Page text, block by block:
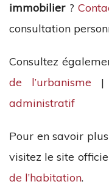
immobilier?
consultation
Consultez
de l’urbanisme |
administratif
Pour en savoir
visitez le site
de l’habitation.